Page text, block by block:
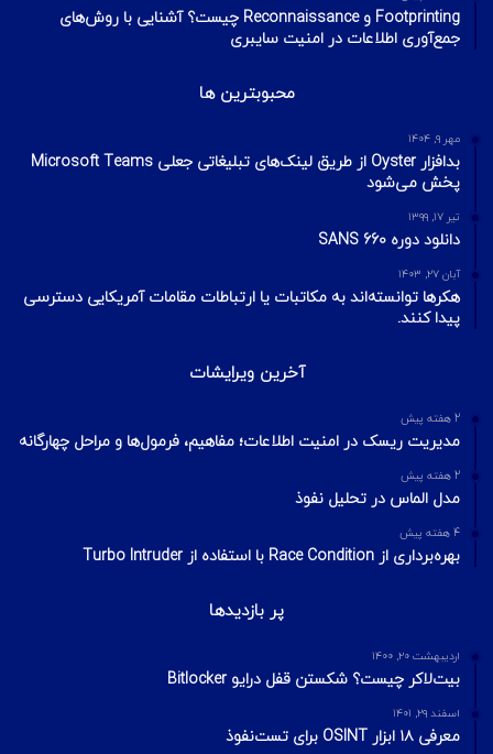
Footprinting و Reconnaissance چیست؟ آشنایی با روش‌های
جمع‌آوری اطلاعات در امنیت سایبری
محبوبترین ها
مهر ۹, ۱۴۰۴
بدافزار Oyster از طریق لینک‌های تبلیغاتی جعلی Microsoft Teams
پخش می‌شود
تیر ۱۷, ۱۳۹۹
دانلود دوره SANS 660
آبان ۲۷, ۱۴۰۳
هکرها توانسته‌اند به مکاتبات یا ارتباطات مقامات آمریکایی دسترسی
پیدا کنند.
آخرین ویرایشات
2 هفته پیش
مدیریت ریسک در امنیت اطلاعات؛ مفاهیم، فرمول‌ها و مراحل چهارگانه
2 هفته پیش
مدل الماس در تحلیل نفوذ
4 هفته پیش
بهره‌برداری از Race Condition با استفاده از Turbo Intruder
پر بازدیدها
اردیبهشت ۲۰, ۱۴۰۰
بیت‌لاکر چیست؟ شکستن قفل درایو Bitlocker
اسفند ۲۹, ۱۴۰۱
معرفی ۱۸ ابزار OSINT برای تست‌نفوذ